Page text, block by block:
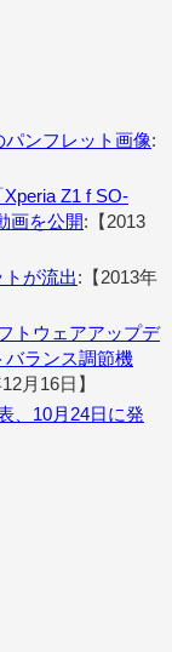
パンフレット画像:
Z1 f SO-
画を公開:【2013
が流出:【2013年
トウェアアップデ
バランス調節機
月16日】
、10月24日に発